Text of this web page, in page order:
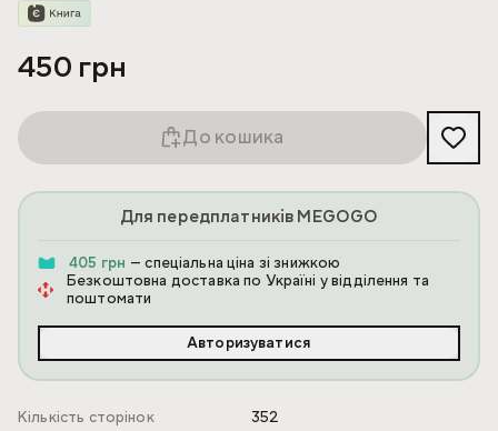
450 грн
До кошика
Для передплатників MEGOGO
405 грн — спеціальна ціна зі знижкою
Безкоштовна доставка по Україні у відділення та
поштомати
Авторизуватися
Кількість сторінок
352